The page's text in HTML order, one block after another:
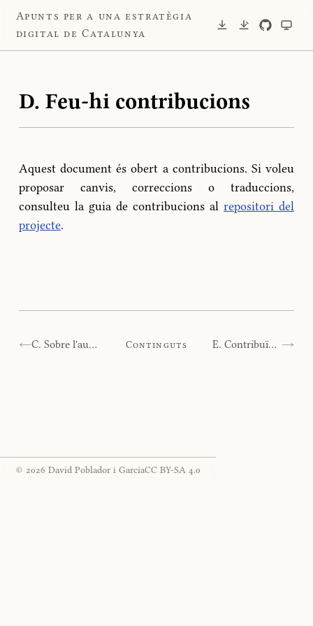
Apunts per a una estratègia
digital de Catalunya
D. Feu-hi contribucions
Aquest document és obert a contribucions. Si voleu
proposar canvis, correccions o traduccions,
consulteu la guia de contribucions al repositori del
projecte.
← C. Sobre l'autor Continguts E. Contribuïdors →
© 2026 David Poblador i GarciaCC BY-SA 4.0